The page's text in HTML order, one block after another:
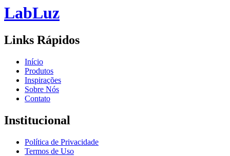
LabLuz
Links Rápidos
Início
Produtos
Inspirações
Sobre Nós
Contato
Institucional
Política de Privacidade
Termos de Uso